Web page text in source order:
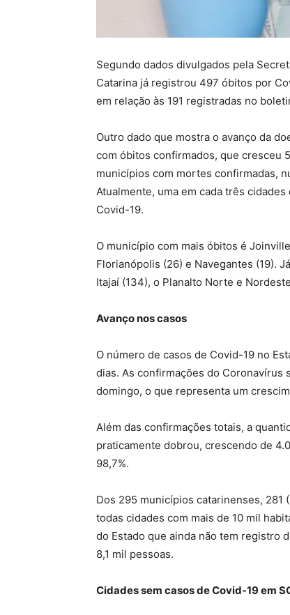
Segundo dados divulgados pela
Catarina já registrou 497 óbitos por
em relação às 191 registradas no
Outro dado que mostra o avanço da
com óbitos confirmados, que cresceu
municípios com mortes confirmadas,
Atualmente, uma em cada três
Covid-19.
O município com mais óbitos é
Florianópolis (26) e Navegantes (19).
Itajaí (134), o Planalto Norte e
Avanço nos casos
O número de casos de Covid-19 no
dias. As confirmações do Coronavírus
domingo, o que representa um
Além das confirmações totais, a
praticamente dobrou, crescendo de
98,7%.
Dos 295 municípios catarinenses, 281
todas cidades com mais de 10 mil
do Estado que ainda não tem registro
8,1 mil pessoas.
Cidades sem casos de Covid-19 em